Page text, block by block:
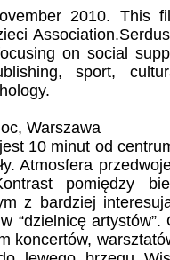
2010. This
on social
sport,
Warszawa
10 minut od
Atmosfera
pomiędzy
z bardziej
“dzielnicę
koncertów,